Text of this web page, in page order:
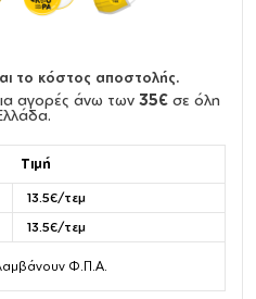
το κόστος αποστολής.
αγορές άνω των 35€ σε όλη
Τιμή
13.5€/τεμ
13.5€/τεμ
Φ.Π.Α.